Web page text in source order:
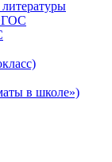
в школе»)